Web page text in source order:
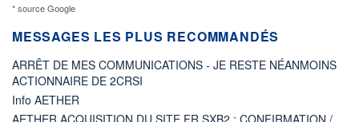
* source Google
MESSAGES LES PLUS RECOMMANDÉS
ARRÊT DE MES COMMUNICATIONS - JE RESTE NÉANMOINS
ACTIONNAIRE DE 2CRSI
Info AETHER
AETHER ACQUISITION DU SITE FR SXB2 : CONFIRMATION /